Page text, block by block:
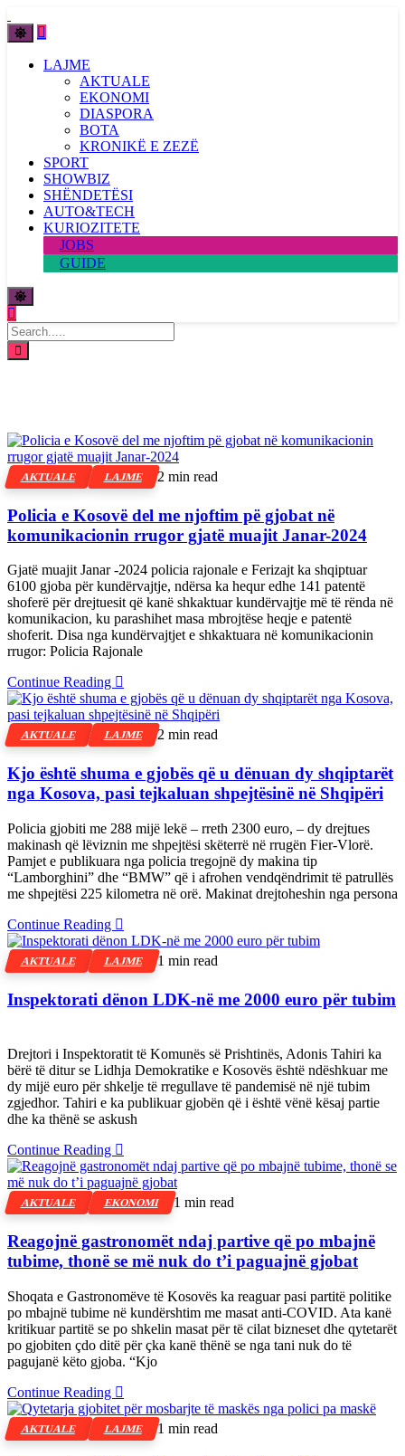
LAJME
AKTUALE
EKONOMI
DIASPORA
BOTA
KRONIKË E ZEZË
SPORT
SHOWBIZ
SHËNDETËSI
AUTO&TECH
KURIOZITETE
JOBS
GUIDE
AKTUALE LAJME 2 min read
Policia e Kosovë del me njoftim pë gjobat në
komunikacionin rrugor gjatë muajit Janar-2024
Gjatë muajit Janar -2024 policia rajonale e Ferizajt ka shqiptuar
6100 gjoba për kundërvajtje, ndërsa ka hequr edhe 141 patentë
shoferë për drejtuesit që kanë shkaktuar kundërvajtje më të rënda në
komunikacion, ku parashihet masa mbrojtëse heqje e patentë
shoferit. Disa nga kundërvajtjet e shkaktuara në komunikacionin
rrugor: Policia Rajonale
Continue Reading
AKTUALE LAJME 2 min read
Kjo është shuma e gjobës që u dënuan dy shqiptarët
nga Kosova, pasi tejkaluan shpejtësinë në Shqipëri
Policia gjobiti me 288 mijë lekë – rreth 2300 euro, – dy drejtues
makinash që lëviznin me shpejtësi skëterrë në rrugën Fier-Vlorë.
Pamjet e publikuara nga policia tregojnë dy makina tip
“Lamborghini” dhe “BMW” që i afrohen vendqëndrimit të patrullës
me shpejtësi 225 kilometra në orë. Makinat drejtoheshin nga persona
Continue Reading
AKTUALE LAJME 1 min read
Inspektorati dënon LDK-në me 2000 euro për tubim
Drejtori i Inspektoratit të Komunës së Prishtinës, Adonis Tahiri ka
bërë të ditur se Lidhja Demokratike e Kosovës është ndëshkuar me
dy mijë euro për shkelje të rregullave të pandemisë në një tubim
zgjedhor. Tahiri e ka publikuar gjobën që i është vënë kësaj partie
dhe ka thënë se askush
Continue Reading
AKTUALE EKONOMI 1 min read
Reagojnë gastronomët ndaj partive që po mbajnë
tubime, thonë se më nuk do t’i paguajnë gjobat
Shoqata e Gastronomëve të Kosovës ka reaguar pasi partitë politike
po mbajnë tubime në kundërshtim me masat anti-COVID. Ata kanë
kritikuar partitë se po shkelin masat për të cilat bizneset dhe qytetarët
po gjobiten çdo ditë për çka kanë thënë se nga tani nuk do të
pagujanë këto gjoba. “Kjo
Continue Reading
AKTUALE LAJME 1 min read